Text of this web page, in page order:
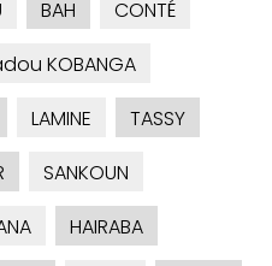
BAH
CONTÉ
KOBANGA
LAMINE
TASSY
SANKOUN
HAIRABA